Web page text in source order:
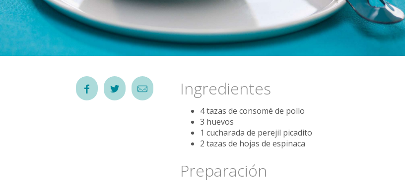
Ingredientes
4 tazas de consomé de pollo
3 huevos
1 cucharada de perejil picadito
2 tazas de hojas de espinaca
Preparación